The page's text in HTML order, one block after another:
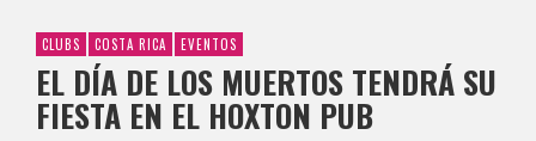
CLUBS COSTA RICA EVENTOS
EL DÍA DE LOS MUERTOS TENDRÁ SU
FIESTA EN EL HOXTON PUB